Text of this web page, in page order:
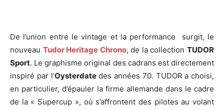
De l’union entre le vintage et la performance surgit, le
nouveau Tudor Heritage Chrono, de la collectionTUDOR
Sport. Le graphisme original des cadrans est directement
inspiré par l’Oysterdatedes années 70. TUDOR a choisi,
en particulier, d’épauler la firme allemande dans le cadre
de la « Supercup », où s’affrontent des pilotes au volant